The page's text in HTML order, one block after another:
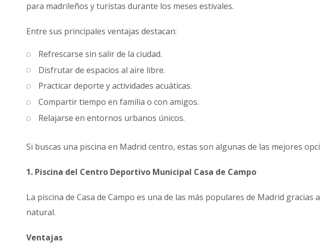
para madrileños y turistas durante los meses estivales.
Entre sus principales ventajas destacan:
Refrescarse sin salir de la ciudad.
Disfrutar de espacios al aire libre.
Practicar deporte y actividades acuáticas.
Compartir tiempo en familia o con amigos.
Relajarse en entornos urbanos únicos.
Si buscas una piscina en Madrid centro, estas son algunas de las mejores
1. Piscina del Centro Deportivo Municipal Casa de Campo
La piscina de Casa de Campo es una de las más populares de Madrid
natural.
Ventajas